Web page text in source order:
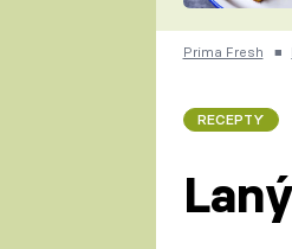
Prima Fresh ■
RECEPTY